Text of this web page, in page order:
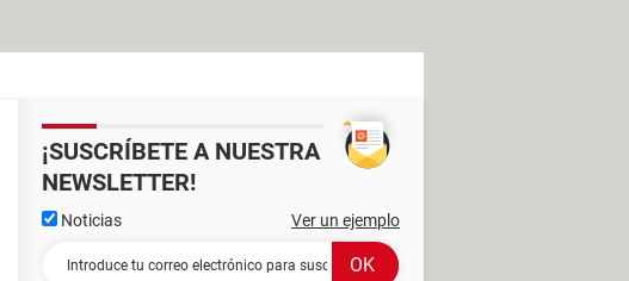
¡SUSCRÍBETE A NUESTRA
NEWSLETTER!
Noticias Ver un ejemplo